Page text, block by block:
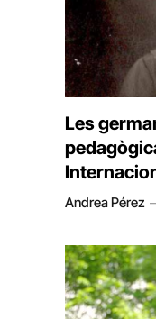
Les
Andrea Pérez